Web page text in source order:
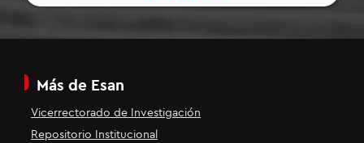
Más de Esan
Vicerrectorado de Investigación
Repositorio Institucional